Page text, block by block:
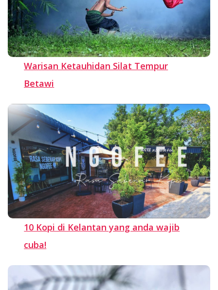
Warisan Ketauhidan Silat Tempur
Betawi
10 Kopi di Kelantan yang anda wajib
cuba!